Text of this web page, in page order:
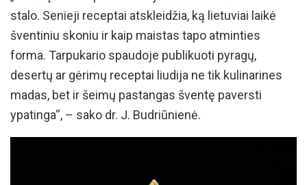
stalo. Senieji receptai atskleidžia, ką lietuviai laikė
šventiniu skoniu ir kaip maistas tapo atminties
forma. Tarpukario spaudoje publikuoti pyragų,
desertų ar gėrimų receptai liudija ne tik kulinarines
madas, bet ir šeimų pastangas šventę paversti
ypatinga“, – sako dr. J. Budriūnienė.